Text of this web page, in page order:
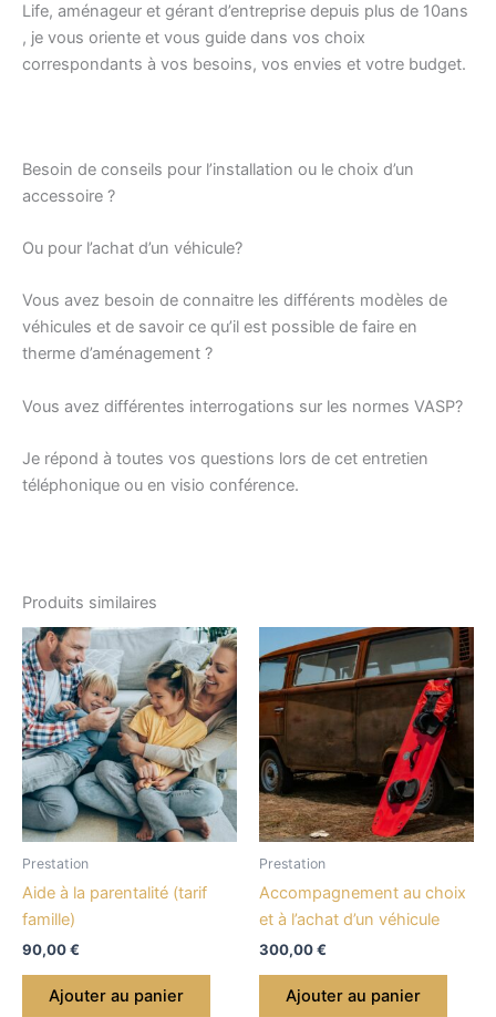
Life, aménageur et gérant d’entreprise depuis plus de 10ans
, je vous oriente et vous guide dans vos choix
correspondants à vos besoins, vos envies et votre budget.
Besoin de conseils pour l’installation ou le choix d’un
accessoire ?
Ou pour l’achat d’un véhicule?
Vous avez besoin de connaitre les différents modèles de
véhicules et de savoir ce qu’il est possible de faire en
therme d’aménagement ?
Vous avez différentes interrogations sur les normes VASP?
Je répond à toutes vos questions lors de cet entretien
téléphonique ou en visio conférence.
Produits similaires
Prestation
Aide à la parentalité (tarif
famille)
90,00€
Ajouter au panier
Prestation
Accompagnement au choix
et à l’achat d’un véhicule
300,00€
Ajouter au panier